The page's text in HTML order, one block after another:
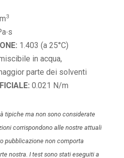
3
1.403 (a 25°C)
in acqua,
parte dei solventi
0.021 N/m
tipiche ma non sono considerate
corrispondono alle nostre attuali
pubblicazione non comporta
nostra. I test sono stati eseguiti a